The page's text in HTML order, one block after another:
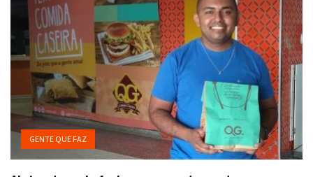
GENTE QUE FAZ